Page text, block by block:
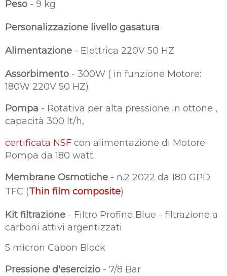
Peso - 9 kg
Personalizzazione livello gasatura
Alimentazione - Elettrica 220V 50 HZ
Assorbimento - 300W ( in funzione Motore:
180W 220V 50 HZ)
Pompa - Rotativa per alta pressione in ottone ,
capacità 300 lt/h,
certificata NSF con alimentazione di Motore
Pompa da 180 watt.
Membrane Osmotiche - n.2 2022 da 180 GPD
TFC (Thin film composite)
Kit filtrazione - Filtro Profine Blue - filtrazione a
carboni attivi argentizzati
5 micron Cabon Block
Pressione d'esercizio - 7/8 Bar